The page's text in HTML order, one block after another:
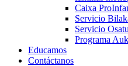
Caixa
Servicio
Servicio Osatu
Programa
Educamos
Contáctanos